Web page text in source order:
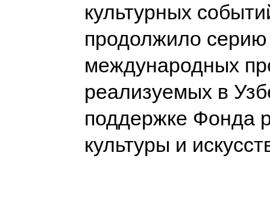
культурных
продолжило серию
международных
реализуемых в
поддержке Фонда
культуры и